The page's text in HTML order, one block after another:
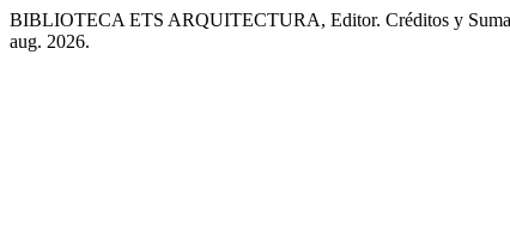
BIBLIOTECA ETS ARQUITECTURA, Editor. Créditos y
aug. 2026.